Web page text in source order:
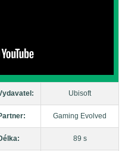
Ubisoft
Gaming Evolved
89 s